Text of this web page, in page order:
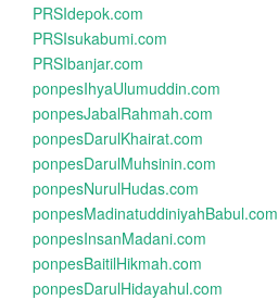
PRSIdepok.com
PRSIsukabumi.com
PRSIbanjar.com
ponpesIhyaUlumuddin.com
ponpesJabalRahmah.com
ponpesDarulKhairat.com
ponpesDarulMuhsinin.com
ponpesNurulHudas.com
ponpesMadinatuddiniyahBabul.com
ponpesInsanMadani.com
ponpesBaitilHikmah.com
ponpesDarulHidayahul.com